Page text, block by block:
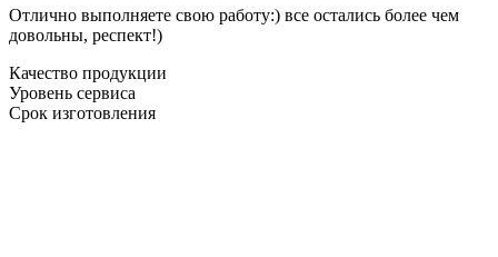
Отлично выполняете свою работу:) все остались более чем
довольны, респект!)
Качество продукции
Уровень сервиса
Срок изготовления